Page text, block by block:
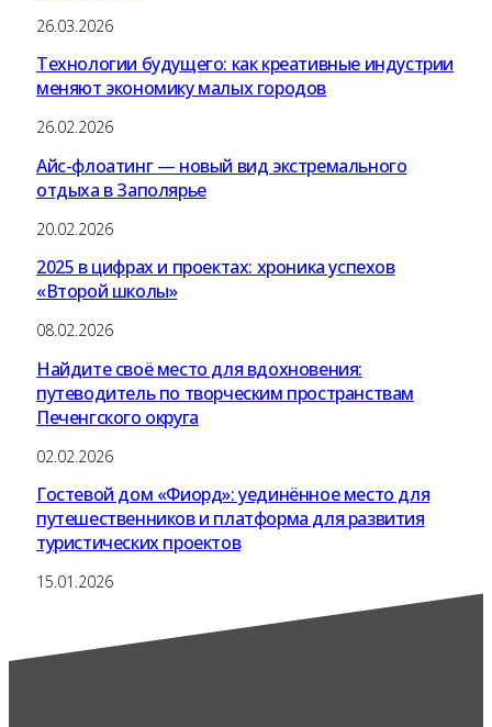
26.03.2026
Технологии будущего: как креативные индустрии
меняют экономику малых городов
26.02.2026
Айс-флоатинг — новый вид экстремального
отдыха в Заполярье
20.02.2026
2025 в цифрах и проектах: хроника успехов
«Второй школы»
08.02.2026
Найдите своё место для вдохновения:
путеводитель по творческим пространствам
Печенгского округа
02.02.2026
Гостевой дом «Фиорд»: уединённое место для
путешественников и платформа для развития
туристических проектов
15.01.2026